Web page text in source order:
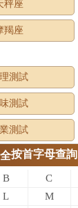
秤座
羯座
測試
測試
測試
按首字母查詢
B C
L M